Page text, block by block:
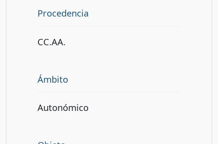
Procedencia
CC.AA.
Ámbito
Autonómico